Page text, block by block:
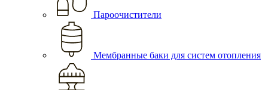
Пароочистители
Мембранные баки для систем отопления